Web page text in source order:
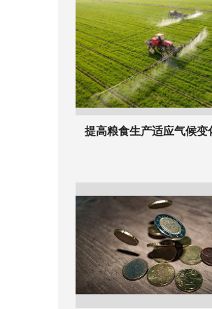
提高粮食生产适应气候变